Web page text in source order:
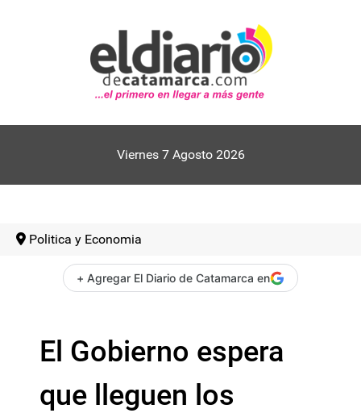
Viernes 7 Agosto 2026
Politica y Economia
+ Agregar El Diario de Catamarca en
El Gobierno espera
que lleguen los